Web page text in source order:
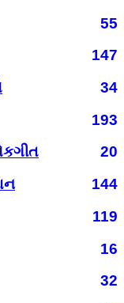
55
147
34
193
20
144
119
16
32